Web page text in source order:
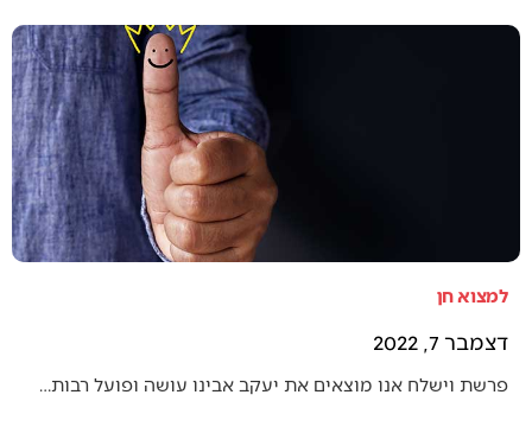
למצוא חן
דצמבר 7, 2022
פרשת וישלח אנו מוצאים את יעקב אבינו עושה ופועל רבות…